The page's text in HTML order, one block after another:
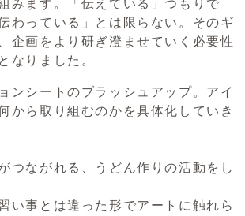
みます。「伝えている」つもりで
わっている」とは限らない。そのギ
企画をより研ぎ澄ませていく必要性
なりました。
ンシートのブラッシュアップ。アイ
から取り組むのかを具体化していき
つながれる、うどん作りの活動をし
い事とは違った形でアートに触れら